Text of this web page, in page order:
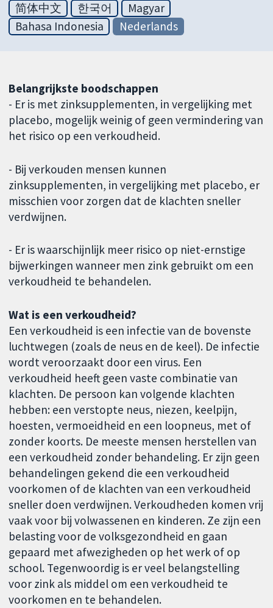
简体中文
한국어
Magyar
Bahasa Indonesia
Nederlands
Belangrijkste boodschappen
- Er is met zinksupplementen, in vergelijking met
placebo, mogelijk weinig of geen vermindering van
het risico op een verkoudheid.
- Bij verkouden mensen kunnen
zinksupplementen, in vergelijking met placebo, er
misschien voor zorgen dat de klachten sneller
verdwijnen.
- Er is waarschijnlijk meer risico op niet-ernstige
bijwerkingen wanneer men zink gebruikt om een
verkoudheid te behandelen.
Wat is een verkoudheid?
Een verkoudheid is een infectie van de bovenste
luchtwegen (zoals de neus en de keel). De infectie
wordt veroorzaakt door een virus. Een
verkoudheid heeft geen vaste combinatie van
klachten. De persoon kan volgende klachten
hebben: een verstopte neus, niezen, keelpijn,
hoesten, vermoeidheid en een loopneus, met of
zonder koorts. De meeste mensen herstellen van
een verkoudheid zonder behandeling. Er zijn geen
behandelingen gekend die een verkoudheid
voorkomen of de klachten van een verkoudheid
sneller doen verdwijnen. Verkoudheden komen vrij
vaak voor bij volwassenen en kinderen. Ze zijn een
belasting voor de volksgezondheid en gaan
gepaard met afwezigheden op het werk of op
school. Tegenwoordig is er veel belangstelling
voor zink als middel om een verkoudheid te
voorkomen en te behandelen.